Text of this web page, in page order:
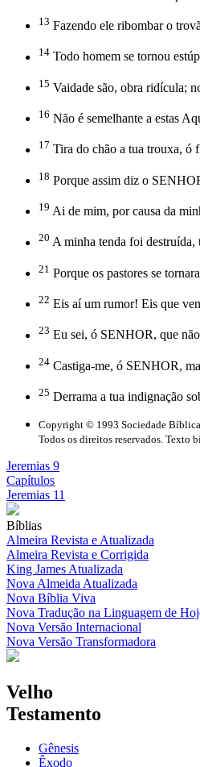
13 Fazendo ele ribombar o
14 Todo homem se tornou
15 Vaidade são, obra ridícula;
16 Não é semelhante a estas
17 Tira do chão a tua trouxa, ó
18 Porque assim diz o
19 Ai de mim, por causa da
20 A minha tenda foi destruída,
21 Porque os pastores se
22 Eis aí um rumor! Eis que
23 Eu sei, ó SENHOR, que
24 Castiga-me, ó SENHOR,
25 Derrama a tua indignação
Copyright © 1993 Sociedade
Todos os direitos reservados. Texto
Jeremias 9
Capítulos
Jeremias 11
Bíblias
Almeira Revista e Atualizada
Almeira Revista e Corrigida
King James Atualizada
Nova Almeida Atualizada
Nova Bíblia Viva
Nova Tradução na Linguagem de
Nova Versão Internacional
Nova Versão Transformadora
Velho
Testamento
Gênesis
Êxodo